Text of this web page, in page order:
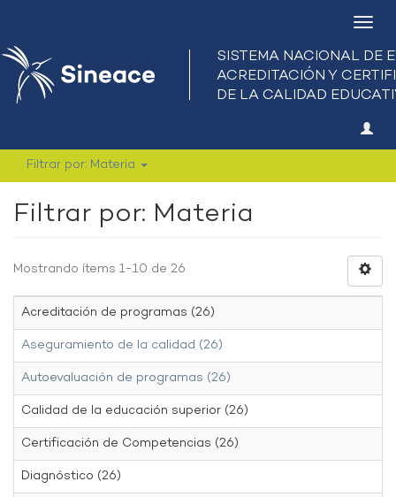
Filtrar por: Materia
Filtrar por: Materia
Mostrando ítems 1-10 de 26
Acreditación de programas (26)
Aseguramiento de la calidad (26)
Autoevaluación de programas (26)
Calidad de la educación superior (26)
Certificación de Competencias (26)
Diagnóstico (26)